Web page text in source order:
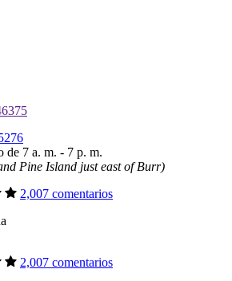
de 7 a. m. - 7 p. m.
Pine Island just east of Burr)
2,007 comentarios
2,007 comentarios